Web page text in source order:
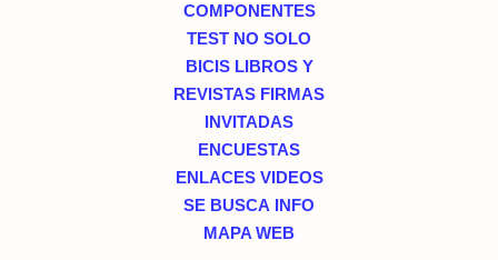
COMPONENTES
TEST NO SOLO
BICIS LIBROS Y
REVISTAS FIRMAS
INVITADAS
ENCUESTAS
ENLACES VIDEOS
SE BUSCA INFO
MAPA WEB